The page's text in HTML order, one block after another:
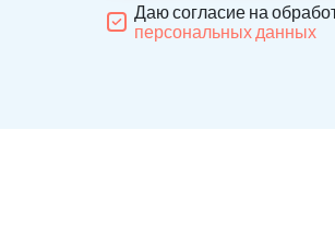
Даю согласие на
персональных данных